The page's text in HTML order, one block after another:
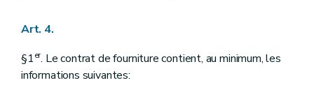
Art. 4.
§1er. Le contrat de fourniture contient, au minimum, les
informations suivantes: